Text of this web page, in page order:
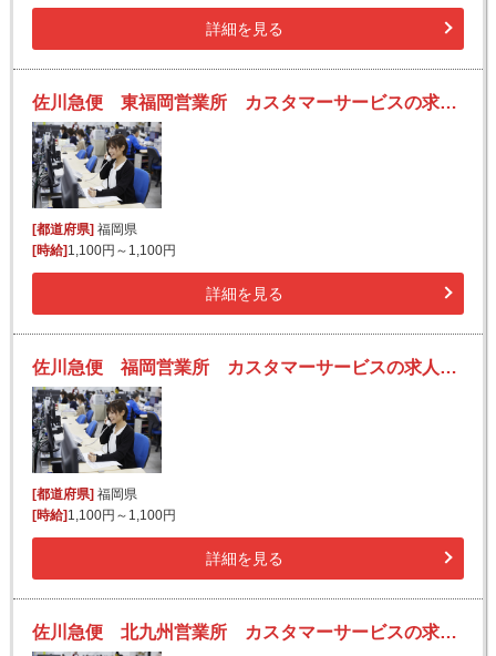
詳細を見る
佐川急便 東福岡営業所 カスタマーサービスの求人！未経験歓迎！先輩たちがサポートします♪
[都道府県]福岡県
[時給]1,100円～1,100円
詳細を見る
佐川急便 福岡営業所 カスタマーサービスの求人！未経験歓迎！先輩たちがサポートします♪
[都道府県]福岡県
[時給]1,100円～1,100円
詳細を見る
佐川急便 北九州営業所 カスタマーサービスの求人！未経験歓迎！先輩たちがサポートします♪